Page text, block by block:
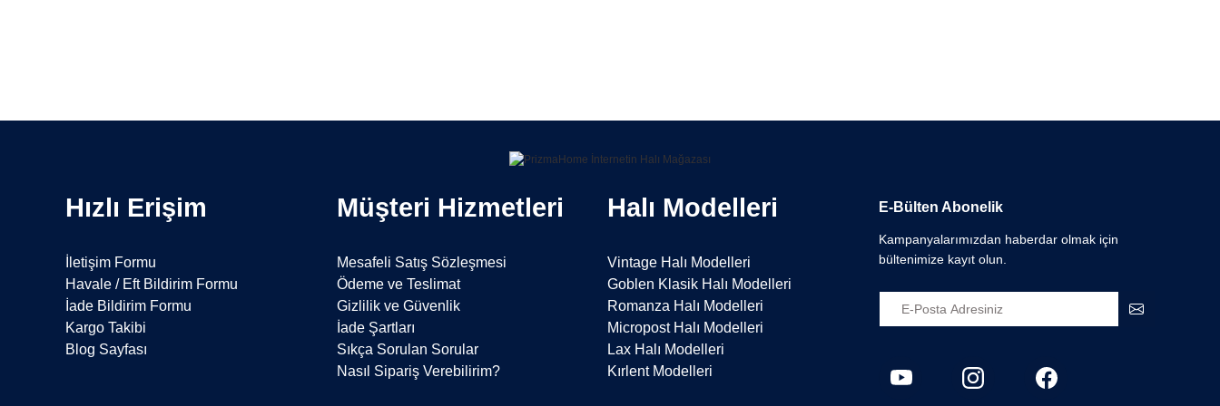
Hızlı Erişim
İletişim Formu
Havale / Eft Bildirim Formu
İade Bildirim Formu
Kargo Takibi
Blog Sayfası
Müşteri Hizmetleri
Mesafeli Satış Sözleşmesi
Ödeme ve Teslimat
Gizlilik ve Güvenlik
İade Şartları
Sıkça Sorulan Sorular
Nasıl Sipariş Verebilirim?
Halı Modelleri
Vintage Halı Modelleri
Goblen Klasik Halı Modelleri
Romanza Halı Modelleri
Micropost Halı Modelleri
Lax Halı Modelleri
Kırlent Modelleri
E-Bülten Abonelik
Kampanyalarımızdan haberdar olmak için
bültenimize kayıt olun.